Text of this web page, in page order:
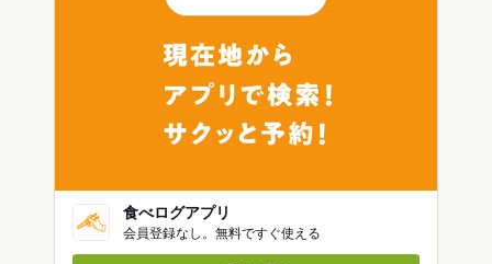
食べログアプリ
会員登録なし。無料ですぐ使える